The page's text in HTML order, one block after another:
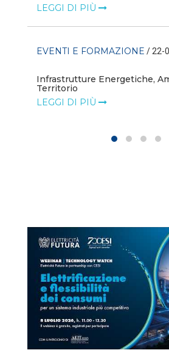
LEGGI DI PIÙ
EVENTI E FORMAZIONE / 22-
Infrastrutture Energetiche,
Territorio
LEGGI DI PIÙ